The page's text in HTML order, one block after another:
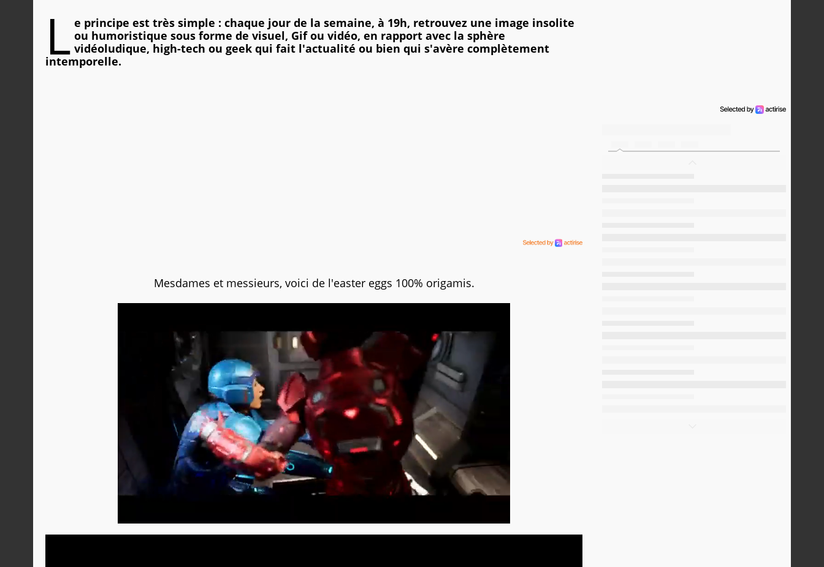
L e principe est très simple : chaque jour de la semaine, à 19h, retrouvez une image insolite
ou humoristique sous forme de visuel, Gif ou vidéo, en rapport avec la sphère
vidéoludique, high-tech ou geek qui fait l'actualité ou bien qui s'avère complètement
intemporelle.
Mesdames et messieurs, voici de l'easter eggs 100% origamis.